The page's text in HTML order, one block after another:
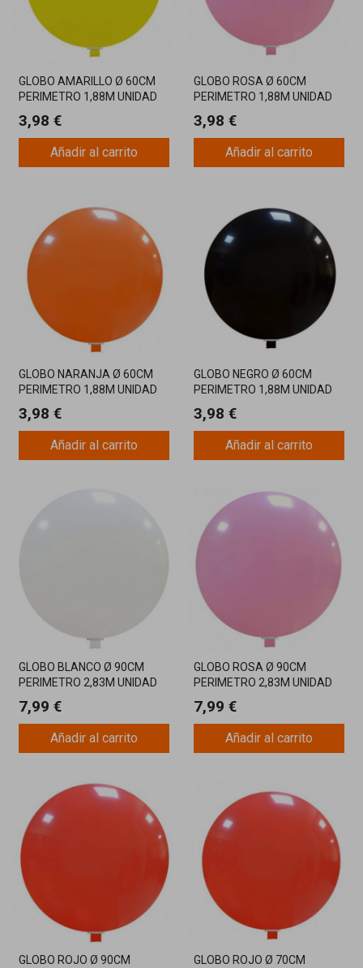
GLOBO AMARILLO Ø 60CM
PERIMETRO 1,88M UNIDAD
3,98 €
Añadir al carrito
GLOBO ROSA Ø 60CM
PERIMETRO 1,88M UNIDAD
3,98 €
Añadir al carrito
GLOBO NARANJA Ø 60CM
PERIMETRO 1,88M UNIDAD
3,98 €
Añadir al carrito
GLOBO NEGRO Ø 60CM
PERIMETRO 1,88M UNIDAD
3,98 €
Añadir al carrito
GLOBO BLANCO Ø 90CM
PERIMETRO 2,83M UNIDAD
7,99 €
Añadir al carrito
GLOBO ROSA Ø 90CM
PERIMETRO 2,83M UNIDAD
7,99 €
Añadir al carrito
GLOBO ROJO Ø 90CM
GLOBO ROJO Ø 70CM